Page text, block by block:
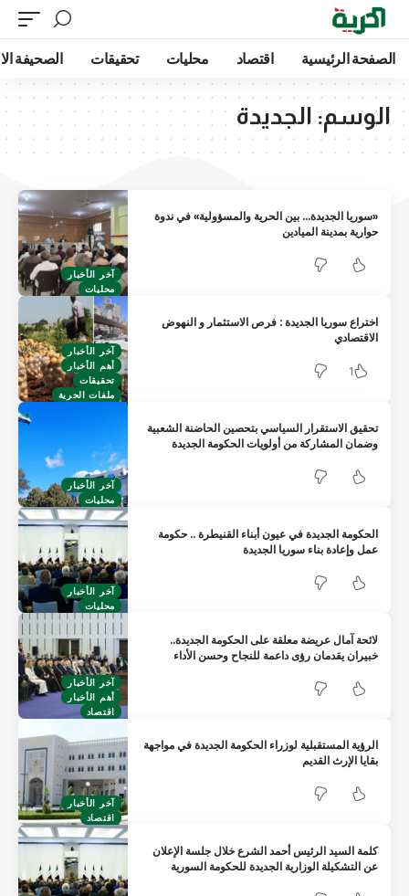
الصفحة الرئيسية اقتصاد محليات تحقيقات الصحيفة
الوسم: الجديدة
آخر الأخبار
محليات
«سوريا الجديدة… بين الحرية والمسؤولية» في ندوة
حوارية بمدينة الميادين
آخر الأخبار
أهم الأخبار
تحقيقات
ملفات الحرية
اختراع سوريا الجديدة : فرص الاستثمار و النهوض
الاقتصادي
1
آخر الأخبار
محليات
تحقيق الاستقرار السياسي بتحصين الحاضنة الشعبية
وضمان المشاركة من أولويات الحكومة الجديدة
آخر الأخبار
محليات
الحكومة الجديدة في عيون أبناء القنيطرة .. حكومة
عمل وإعادة بناء سوريا الجديدة
آخر الأخبار
أهم الأخبار
اقتصاد
لائحة آمال عريضة معلقة على الحكومة الجديدة..
خبيران يقدمان رؤى داعمة للنجاح وحسن الأداء
آخر الأخبار
اقتصاد
الرؤية المستقبلية لوزراء الحكومة الجديدة في مواجهة
بقايا الإرث القديم
كلمة السيد الرئيس أحمد الشرع خلال جلسة الإعلان
عن التشكيلة الوزارية الجديدة للحكومة السورية